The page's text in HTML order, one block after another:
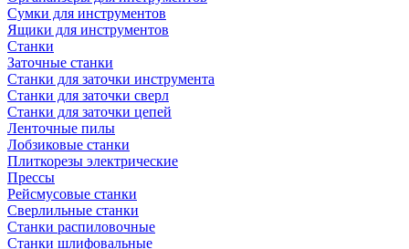
Сумки для инструментов
Ящики для инструментов
Станки
Заточные станки
Станки для заточки инструмента
Станки для заточки сверл
Станки для заточки цепей
Ленточные пилы
Лобзиковые станки
Плиткорезы электрические
Прессы
Рейсмусовые станки
Сверлильные станки
Станки распиловочные
Станки шлифовальные